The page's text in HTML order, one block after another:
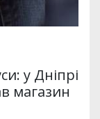
у Дніпрі
магазин